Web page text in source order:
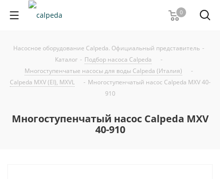
0
Насосное оборудование Calpeda. Официальный представитель -
Каталог - Подбор насоса Calpeda
-
Многоступенчатые насосы для воды Calpeda (Италия)
-
Calpeda MXV (EI), MXVL
- Многоступенчатый насос Calpeda MXV 40-
910
Многоступенчатый насос Calpeda MXV
40-910